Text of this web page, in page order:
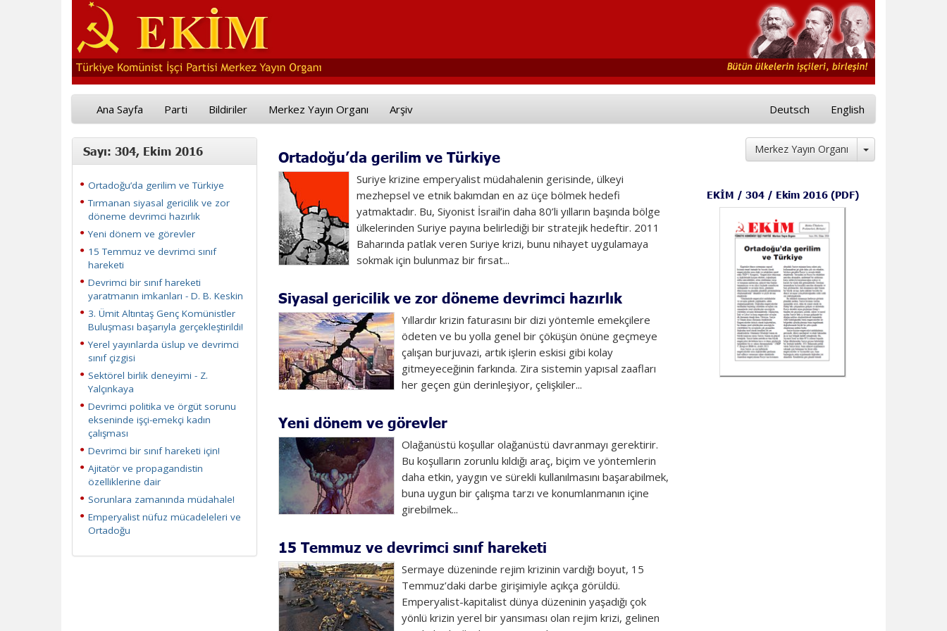
Ana Sayfa Parti Bildiriler Merkez Yayın Organı Arşiv Deutsch English
Sayı: 304, Ekim 2016
Ortadoğu’da gerilim ve Türkiye
Tırmanan siyasal gericilik ve zor
döneme devrimci hazırlık
Yeni dönem ve görevler
15 Temmuz ve devrimci sınıf
hareketi
Devrimci bir sınıf hareketi
yaratmanın imkanları - D. B. Keskin
3. Ümit Altıntaş Genç Komünistler
Buluşması başarıyla gerçekleştirildi!
Yerel yayınlarda üslup ve devrimci
sınıf çizgisi
Sektörel birlik deneyimi - Z.
Yalçınkaya
Devrimci politika ve örgüt sorunu
ekseninde işçi-emekçi kadın
çalışması
Devrimci bir sınıf hareketi için!
Ajitatör ve propagandistin
özelliklerine dair
Sorunlara zamanında müdahale!
Emperyalist nüfuz mücadeleleri ve
Ortadoğu
Ortadoğu’da gerilim ve Türkiye
Suriye krizine emperyalist müdahalenin gerisinde, ülkeyi
mezhepsel ve etnik bakımdan en az üçe bölmek hedefi
yatmaktadır. Bu, Siyonist İsrail’in daha 80’li yılların başında bölge
ülkelerinden Suriye payına belirlediği bir stratejik hedeftir. 2011
Baharında patlak veren Suriye krizi, bunu nihayet uygulamaya
sokmak için bulunmaz bir fırsat...
Siyasal gericilik ve zor döneme devrimci hazırlık
Yıllardır krizin faturasını bir dizi yöntemle emekçilere
ödeten ve bu yolla genel bir çöküşün önüne geçmeye
çalışan burjuvazi, artık işlerin eskisi gibi kolay
gitmeyeceğinin farkında. Zira sistemin yapısal zaafları
her geçen gün derinleşiyor, çelişkiler...
Yeni dönem ve görevler
Olağanüstü koşullar olağanüstü davranmayı gerektirir.
Bu koşulların zorunlu kıldığı araç, biçim ve yöntemlerin
daha etkin, yaygın ve sürekli kullanılmasını başarabilmek,
buna uygun bir çalışma tarzı ve konumlanmanın içine
girebilmek...
15 Temmuz ve devrimci sınıf hareketi
Sermaye düzeninde rejim krizinin vardığı boyut, 15
Temmuz’daki darbe girişimiyle açıkça görüldü.
Emperyalist-kapitalist dünya düzeninin yaşadığı çok
yönlü krizin yerel bir yansıması olan rejim krizi, gelinen
Merkez Yayın Organı Toggle
EKİM / 304 / Ekim 2016 (PDF)